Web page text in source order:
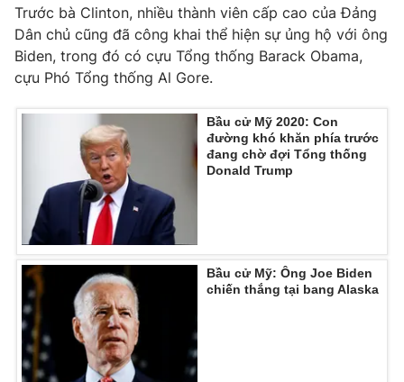
Khán giả
Giải sao mai
Âm nhạc
Sao
Du lịch
Làm đẹp
Giáo dục
Tuyển sinh
Học trực tuyến
Hitech Công nghệ tương lai
Thị trường
Tư vấn
Giao lưu trực tuyến
Lịch phát sóng
Chuyên mục khác
Emagazine Podcast
Photo Infographic
Trước bà Clinton, nhiều thành viên cấp cao của Đảng
Dân chủ cũng đã công khai thể hiện sự ủng hộ với ông
Biden, trong đó có cựu Tổng thống Barack Obama,
cựu Phó Tổng thống Al Gore.
Bầu cử Mỹ 2020: Con
đường khó khăn phía trước
đang chờ đợi Tổng thống
Donald Trump
Bầu cử Mỹ: Ông Joe Biden
chiến thắng tại bang Alaska